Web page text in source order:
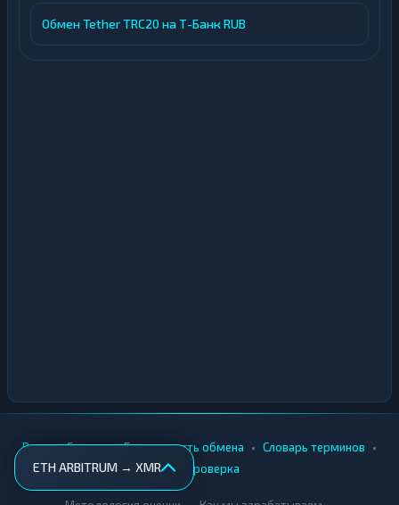
Обмен Tether TRC20 на Т-Банк RUB
ETH ARBITRUM → XMR
Вики • Города • Безопасность обмена • Словарь терминов •
AML-проверка